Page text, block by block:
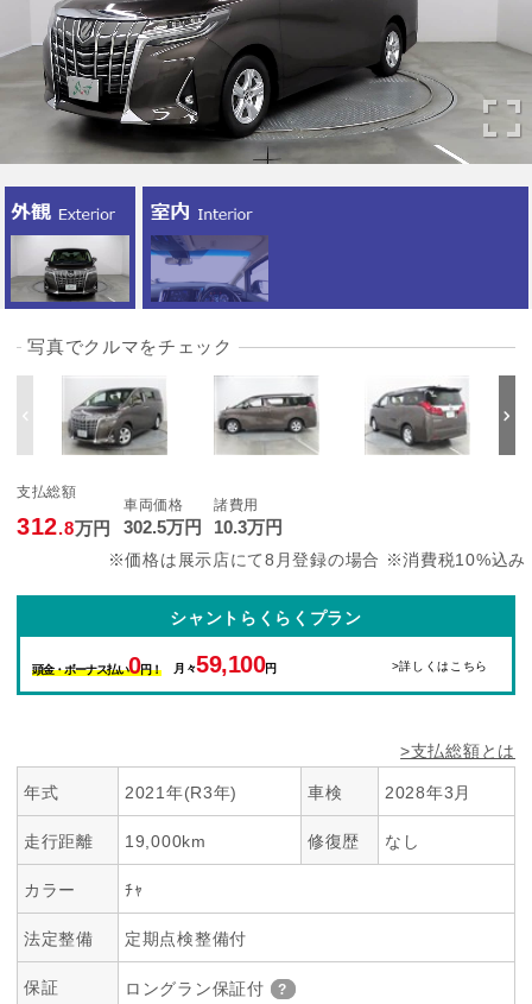
写真でクルマをチェック
支払総額
312.8万円
車両価格
302.5万円
諸費用
10.3万円
※価格は展示店にて8月登録の場合 ※消費税10%込み
シャントらくらくプラン
頭金・ボーナス払い0円！ 月々59,100円 >詳しくはこちら
>支払総額とは
年式 2021年(R3年) 車検 2028年3月
走行距離 19,000km 修復歴 なし
カラー ﾁｬ
法定整備 定期点検整備付
保証 ロングラン保証付